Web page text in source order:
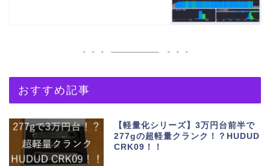
おすすめ記事
【軽量化シリーズ】3万円台前半で
277gの超軽量クランク！？HUDUD
CRK09！！